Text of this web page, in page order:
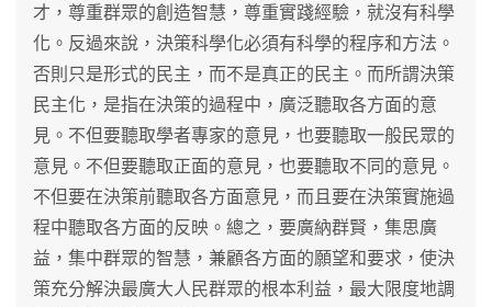
才，尊重群眾的創造智慧，尊重實踐經驗，就沒有科學
化。反過來說，決策科學化必須有科學的程序和方法。
否則只是形式的民主，而不是真正的民主。而所謂決策
民主化，是指在決策的過程中，廣泛聽取各方面的意
見。不但要聽取學者專家的意見，也要聽取一般民眾的
意見。不但要聽取正面的意見，也要聽取不同的意見。
不但要在決策前聽取各方面意見，而且要在決策實施過
程中聽取各方面的反映。總之，要廣納群賢，集思廣
益，集中群眾的智慧，兼顧各方面的願望和要求，使決
策充分解決最廣大人民群眾的根本利益，最大限度地調